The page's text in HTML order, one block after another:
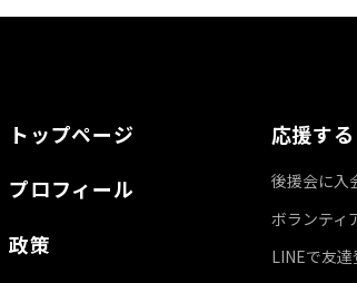
トップページ
プロフィール
政策
応援する
後援会に入
ボランティ
LINEで友